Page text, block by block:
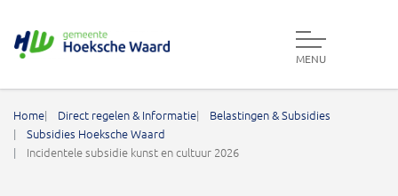
MENU
Home Direct regelen & Informatie
Belastingen & Subsidies
Subsidies Hoeksche Waard
Incidentele subsidie kunst en cultuur 2026